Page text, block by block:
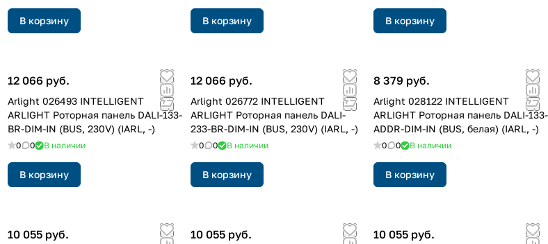
В корзину В корзину В корзину
12 066 руб.
Arlight 026493 INTELLIGENT
ARLIGHT Роторная панель DALI-133-
BR-DIM-IN (BUS, 230V) (IARL, -)
0 0 В наличии
В корзину
12 066 руб.
Arlight 026772 INTELLIGENT
ARLIGHT Роторная панель DALI-
233-BR-DIM-IN (BUS, 230V) (IARL, -)
0 0 В наличии
В корзину
8 379 руб.
Arlight 028122 INTELLIGENT
ARLIGHT Роторная панель DALI-133-
ADDR-DIM-IN (BUS, белая) (IARL, -)
0 0 В наличии
В корзину
10 055 руб. 10 055 руб. 10 055 руб.